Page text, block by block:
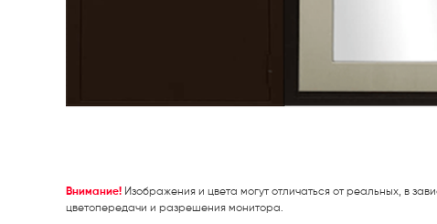
Внимание! Изображения и цвета могут отличаться от реальных, в
цветопередачи и разрешения монитора.